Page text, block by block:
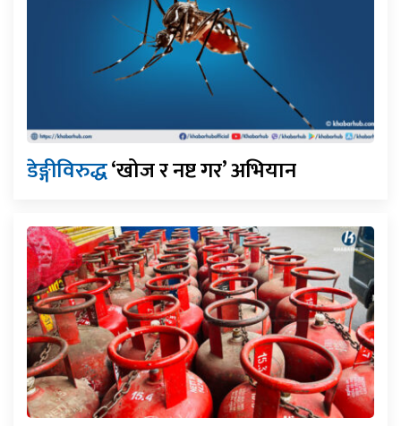
डेङ्गीविरुद्ध‘खोज र नष्ट गर’ अभियान